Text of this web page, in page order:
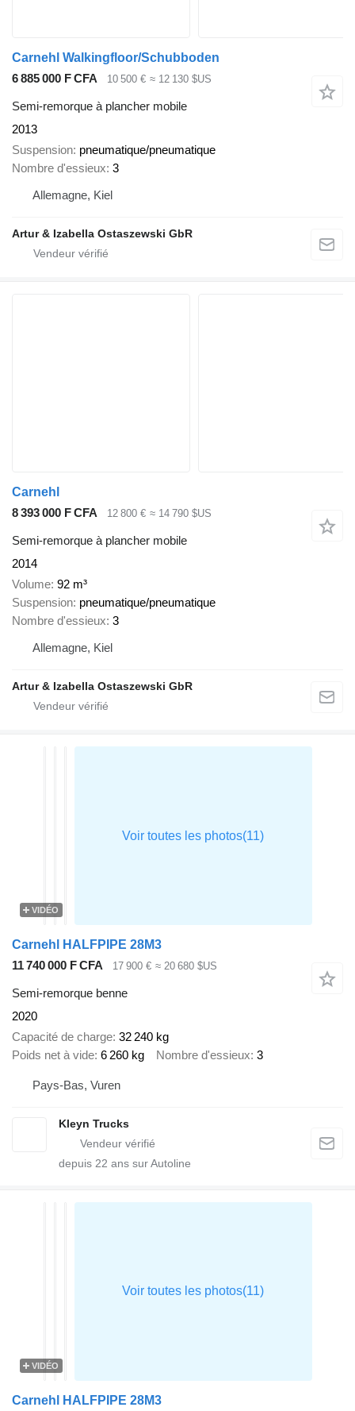
Carnehl Walkingfloor/Schubboden
6 885 000 F CFA
10 500 € ≈ 12 130 $US
Semi-remorque à plancher mobile
2013
Suspension pneumatique/pneumatique
Nombre d'essieux 3
Allemagne, Kiel
Artur & Izabella Ostaszewski GbR
Carnehl
8 393 000 F CFA
12 800 € ≈ 14 790 $US
Semi-remorque à plancher mobile
2014
Volume 92 m³
Suspension pneumatique/pneumatique
Nombre d'essieux 3
Allemagne, Kiel
Artur & Izabella Ostaszewski GbR
VIDÉO
Carnehl HALFPIPE 28M3
11 740 000 F CFA
17 900 € ≈ 20 680 $US
Semi-remorque benne
2020
Capacité de charge 32 240 kg
Poids net à vide 6 260 kg Nombre d'essieux 3
Pays-Bas, Vuren
Kleyn Trucks
depuis 22 ans sur Autoline
VIDÉO
Carnehl HALFPIPE 28M3